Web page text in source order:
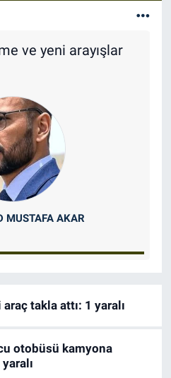
Gölgesinde Yeni
ÇEKIN
araç takla attı: 1 yaralı
otobüsü kamyona